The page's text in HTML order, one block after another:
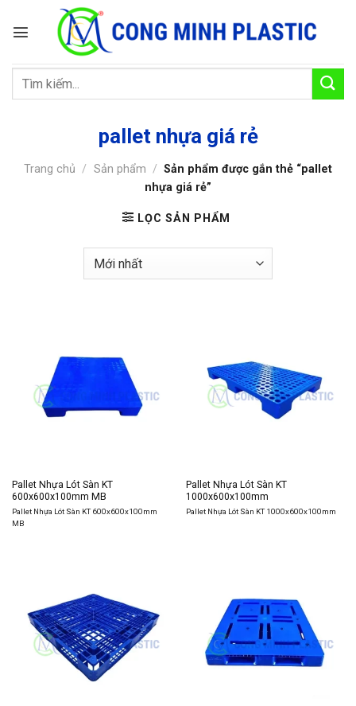
qua
Tìm
pallet nhựa giá rẻ
Trang chủ / Sản phẩm / Sản phẩm được gắn thẻ “pallet
nhựa giá rẻ”
LỌC SẢN PHẨM
Pallet Nhựa Lót Sàn KT
600x600x100mm MB
Pallet Nhựa Lót Sàn KT 600x600x100mm
MB
Pallet Nhựa Lót Sàn KT
1000x600x100mm
Pallet Nhựa Lót Sàn KT 1000x600x100mm